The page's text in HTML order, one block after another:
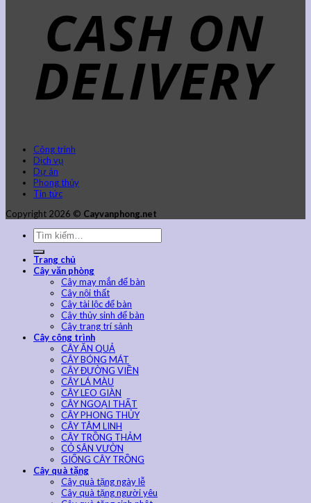
Công trình
Dịch vụ
Dự án
Phong thủy
Tin tức
Copyright 2026 © Cayvanphong.net
Trang chủ
Cây văn phòng
Cây may mắn để bàn
Cây nội thất
Cây tài lộc để bàn
Cây thủy sinh để bàn
Cây trang trí sảnh
Cây công trình
CÂY ĂN QUẢ
CÂY BÓNG MÁT
CÂY ĐƯỜNG VIỀN
CÂY LÁ MÀU
CÂY LEO GIÀN
CÂY NGOẠI THẤT
CÂY PHONG THỦY
CÂY TÂM LINH
CÂY TRỒNG THẢM
CỎ SÂN VƯỜN
GIỐNG CÂY TRỒNG
Cây quà tặng
Cây quà tặng ngày lễ
Cây quà tặng người yêu